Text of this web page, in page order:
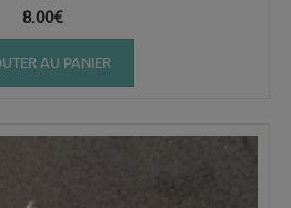
8.00€
AU PANIER